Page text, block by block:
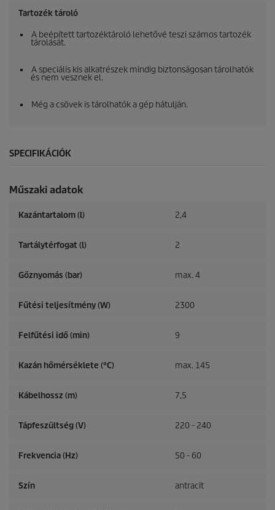
Tartozék tároló
A beépített tartozéktároló lehetővé teszi számos tartozék
tárolását.
A speciális kis alkatrészek mindig biztonságosan tárolhatók
és nem vesznek el.
Még a csövek is tárolhatók a gép hátulján.
SPECIFIKÁCIÓK
Műszaki adatok
Kazántartalom (l) 2,4
Tartálytérfogat (l) 2
Gőznyomás (bar) max. 4
Fűtési teljesítmény (W) 2300
Felfűtési idő (min) 9
Kazán hőmérséklete (°C) max. 145
Kábelhossz (m) 7,5
Tápfeszültség (V) 220 - 240
Frekvencia (Hz) 50 - 60
Szín antracit